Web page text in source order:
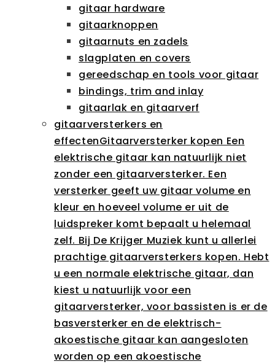
gitaar hardware
gitaarknoppen
gitaarnuts en zadels
slagplaten en covers
gereedschap en tools voor gitaar
bindings, trim and inlay
gitaarlak en gitaarverf
gitaarversterkers en
effectenGitaarversterker kopen Een
elektrische gitaar kan natuurlijk niet
zonder een gitaarversterker. Een
versterker geeft uw gitaar volume en
kleur en hoeveel volume er uit de
luidspreker komt bepaalt u helemaal
zelf. Bij De Krijger Muziek kunt u allerlei
prachtige gitaarversterkers kopen. Hebt
u een normale elektrische gitaar, dan
kiest u natuurlijk voor een
gitaarversterker, voor bassisten is er de
basversterker en de elektrisch-
akoestische gitaar kan aangesloten
worden op een akoestische